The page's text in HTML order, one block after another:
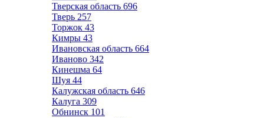
Тверская область 696
Тверь 257
Торжок 43
Кимры 43
Ивановская область 664
Иваново 342
Кинешма 64
Шуя 44
Калужская область 646
Калуга 309
Обнинск 101